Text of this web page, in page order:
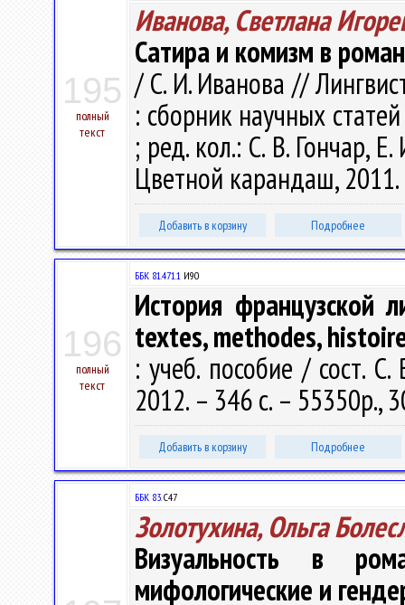
195
полный
текст
Иванова, Светлана
Сатира и комизм в
/ С. И. Иванова //
: сборник научных
; ред. кол.: С. В. Гончар,
Цветной карандаш,
Добавить в корзину Подробнее
196
полный
текст
ББК 81.471.1 И90
История французской
textes, methodes,
: учеб. пособие / сост.
2012. – 346 с. – 55350р.,
Добавить в корзину Подробнее
ББК 83.С47
Золотухина, Ольга
Визуальность в
мифологические и